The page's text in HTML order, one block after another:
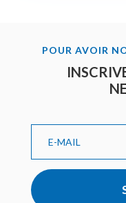
POUR AVOIR